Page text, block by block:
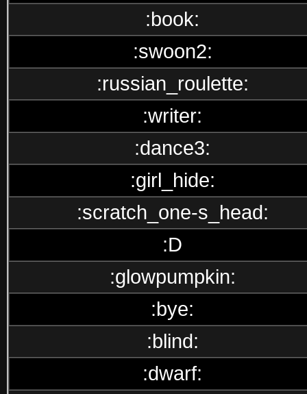
:book:
:swoon2:
:russian_roulette:
:writer:
:dance3:
:girl_hide:
:scratch_one-s_head:
:D
:glowpumpkin:
:bye:
:blind:
:dwarf: